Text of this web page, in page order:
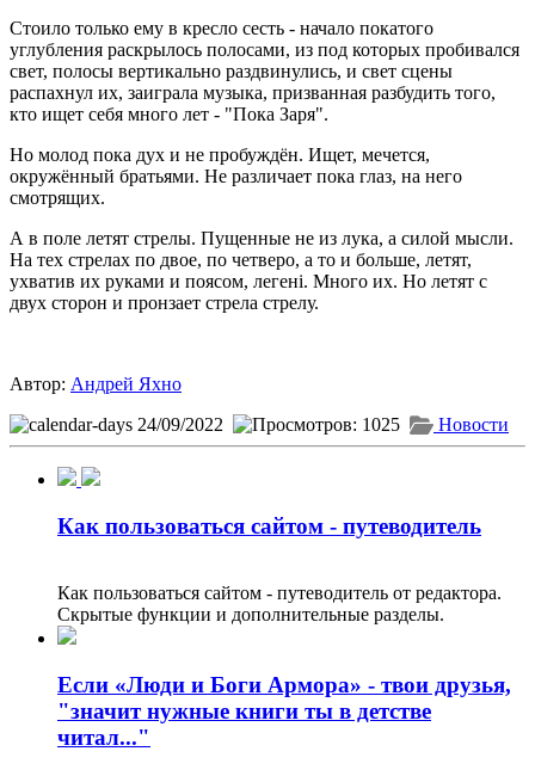
Стоило только ему в кресло сесть - начало покатого
углубления раскрылось полосами, из под которых пробивался
свет, полосы вертикально раздвинулись, и свет сцены
распахнул их, заиграла музыка, призванная разбудить того,
кто ищет себя много лет - "Пока Заря".
Но молод пока дух и не пробуждён. Ищет, мечется,
окружённый братьями. Не различает пока глаз, на него
смотрящих.
А в поле летят стрелы. Пущенные не из лука, а силой мысли.
На тех стрелах по двое, по четверо, а то и больше, летят,
ухватив их руками и поясом, легені. Много их. Но летят с
двух сторон и пронзает стрела стрелу.
Автор: Андрей Яхно
24/09/2022
1025 Новости
Как пользоваться сайтом - путеводитель
Как пользоваться сайтом - путеводитель от редактора.
Скрытые функции и дополнительные разделы.
Если «Люди и Боги Армора» - твои друзья,
"значит нужные книги ты в детстве
читал..."